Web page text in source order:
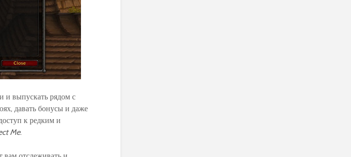
и выпускать рядом с
давать бонусы и даже
к редким и
Me.